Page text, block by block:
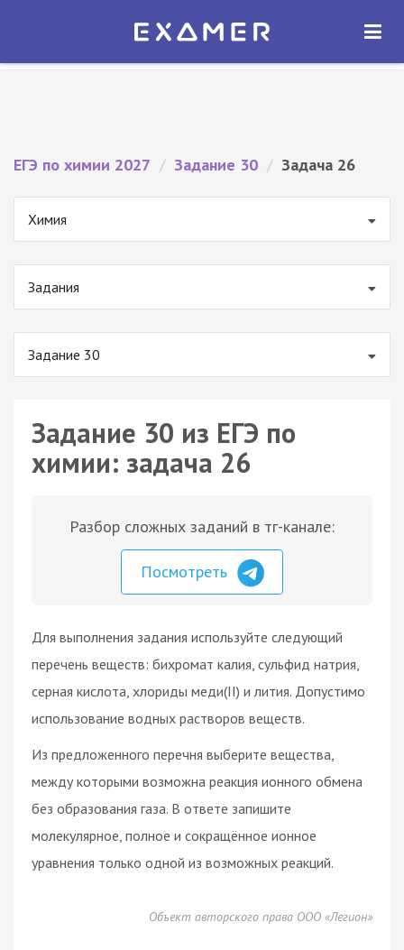
Экзамер — ЕГЭ 2027
ОТКРЫТЬ
ЕГЭ по химии 2027 / Задание 30 / Задача 26
Химия
Задания
Задание 30
Задание 30 из ЕГЭ по
химии: задача 26
Разбор сложных заданий в тг-канале:
Посмотреть
Для выполнения задания используйте следующий
перечень веществ: бихромат калия, сульфид натрия,
серная кислота, хлориды меди(II) и лития. Допустимо
использование водных растворов веществ.
Из предложенного перечня выберите вещества,
между которыми возможна реакция ионного обмена
без образования газа. В ответе запишите
молекулярное, полное и сокращённое ионное
уравнения только одной из возможных реакций.
Объект авторского права ООО «Легион»